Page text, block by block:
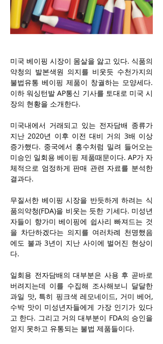
미국 베이핑 시장이 몸살을 앓고 있다. 식품의
약청의 발본색원 의지를 비웃듯 수천가지의
불법유통 베이핑 제품이 창궐하는 모양세다.
이하 워싱턴발 AP통신 기사를 토대로 미국 시
장의 현황을 소개한다.
미국내에서 거래되고 있는 전자담배 종류가
지난 2020년 이후 이전 대비 거의 3배 이상
증가했다. 중국에서 홍수처럼 밀려 들어오는
미승인 일회용 베이핑 제품때문이다. AP가 자
체적으로 엄정하게 판매 관련 자료를 분석한
결과다.
무질서한 베이핑 시장을 반듯하게 하려는 식
품의약청(FDA)을 비웃는 듯한 기세다. 미성년
자들이 향가미 베이핑에 쉽사리 빠져드는 것
을 차단하겠다는 의지를 여러차례 천명했음
에도 불과 3년이 지난 사이에 벌어진 현상이
다.
일회용 전자담배의 대부분은 사용 후 곧바로
버려지는데 이를 수집해 조사해보니 달달한
과일 맛, 특히 핑크색 레모네이드, 거미 베어,
수박 맛이 미성년자들에게 가장 인기가 있다
고 한다. 그리고 거의 대부분이 FDA의 승인을
얻지 못하고 유통되는 불법 제품들이다.